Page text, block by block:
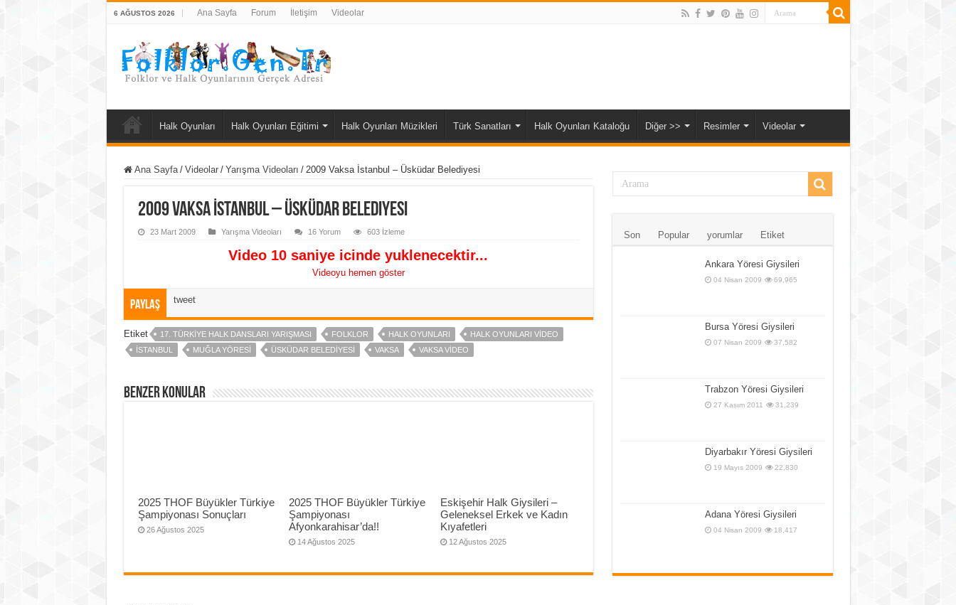
6 AĞUSTOS 2026 Ana Sayfa Forum İletişim Videolar
Halk Oyunları Halk Oyunları Eğitimi Halk Oyunları Müzikleri Türk Sanatları Halk Oyunları Kataloğu Diğer >> Resimler Videolar
Ana Sayfa / Videolar / Yarışma Videoları / 2009 Vaksa İstanbul – Üsküdar Belediyesi
2009 Vaksa İstanbul – Üsküdar Belediyesi
23 Mart 2009 Yarışma Videoları 16 Yorum 603 İzleme
Video 10 saniye icinde yuklenecektir...
Videoyu hemen göster
Paylaş tweet
Etiket 17. TÜRKIYE HALK DANSLARI YARIŞMASI FOLKLOR HALK OYUNLARI
HALK OYUNLARI VIDEO
ISTANBUL
MUĞLA YÖRESI ÜSKÜDAR BELEDIYESI VAKSA VAKSA VIDEO
Benzer Konular
2025 THOF Büyükler Türkiye
Şampiyonası Sonuçları
26 Ağustos 2025
2025 THOF Büyükler Türkiye
Şampiyonası
Afyonkarahisar’da!!
14 Ağustos 2025
Eskişehir Halk Giysileri –
Geleneksel Erkek ve Kadın
Kıyafetleri
12 Ağustos 2025
Son Popular yorumlar Etiket
Ankara Yöresi Giysileri
04 Nisan 2009 69,965
Bursa Yöresi Giysileri
07 Nisan 2009 37,582
Trabzon Yöresi Giysileri
27 Kasım 2011 31,239
Diyarbakır Yöresi Giysileri
19 Mayıs 2009 22,830
Adana Yöresi Giysileri
04 Nisan 2009 18,417